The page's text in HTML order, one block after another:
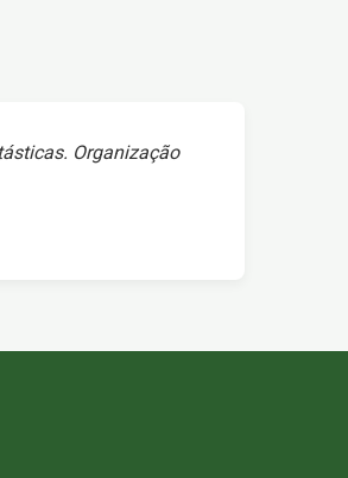
Organização